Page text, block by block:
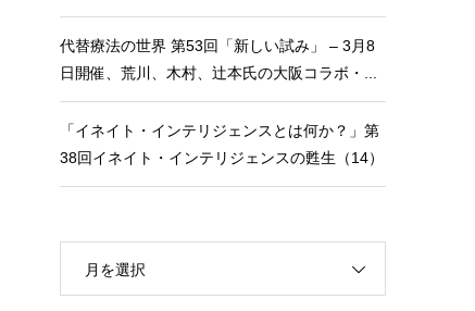
代替療法の世界 第53回「新しい試み」 – 3月8
日開催、荒川、木村、辻本氏の大阪コラボ・...
「イネイト・インテリジェンスとは何か？」第
38回イネイト・インテリジェンスの甦生（14）
月を選択